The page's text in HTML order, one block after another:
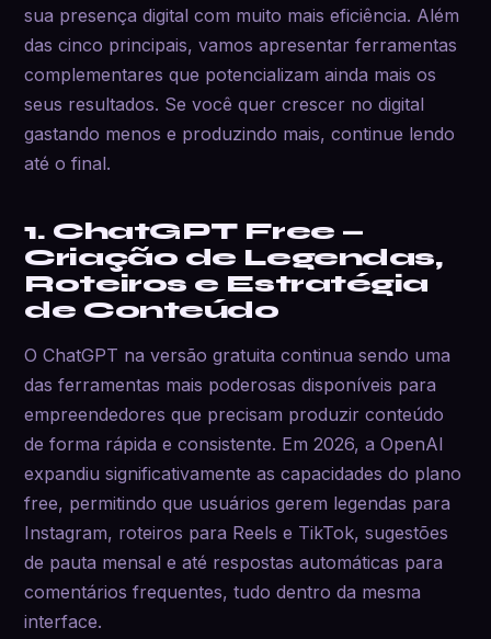
sua presença digital com muito mais eficiência. Além
das cinco principais, vamos apresentar ferramentas
complementares que potencializam ainda mais os
seus resultados. Se você quer crescer no digital
gastando menos e produzindo mais, continue lendo
até o final.
1. ChatGPT Free —
Criação de Legendas,
Roteiros e Estratégia
de Conteúdo
O ChatGPT na versão gratuita continua sendo uma
das ferramentas mais poderosas disponíveis para
empreendedores que precisam produzir conteúdo
de forma rápida e consistente. Em 2026, a OpenAI
expandiu significativamente as capacidades do plano
free, permitindo que usuários gerem legendas para
Instagram, roteiros para Reels e TikTok, sugestões
de pauta mensal e até respostas automáticas para
comentários frequentes, tudo dentro da mesma
interface.